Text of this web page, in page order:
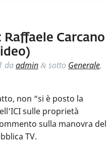
Raffaele Carcano
daadmin & sotto Generale,
non “si è posto la
sulle proprietà
sulla manovra del
TV.